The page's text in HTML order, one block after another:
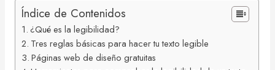
Índice de Contenidos
¿Qué es la legibilidad?
Tres reglas básicas para hacer tu texto legible
Páginas web de diseño gratuitas